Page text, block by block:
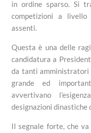
in ordine sparso. Si
competizioni a
assenti.
Questa è una delle
candidatura a
da tanti amministratori
grande ed
avvertivano
designazioni dinastiche
Il segnale forte, che